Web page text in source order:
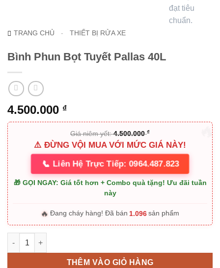
TRANG CHỦ - THIẾT BỊ RỬA XE
Bình Phun Bọt Tuyết Pallas 40L
4.500.000 ₫
Giá niêm yết:4.500.000₫
⚠️ ĐỪNG VỘI MUA VỚI MỨC GIÁ NÀY!
📞 Liên Hệ Trực Tiếp: 0964.487.823
🎁 GỌI NGAY: Giá tốt hơn + Combo quà tặng! Ưu đãi tuần
này
🔥 Đang cháy hàng! Đã bán 1.096 sản phẩm
Bình Phun Bọt Tuyết Pallas 40L số lượng
THÊM VÀO GIỎ HÀNG